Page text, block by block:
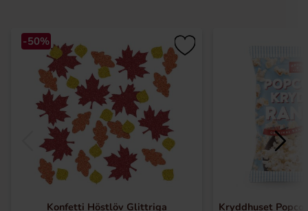
-50%
Konfetti Höstlöv Glittriga
Kryddhuset